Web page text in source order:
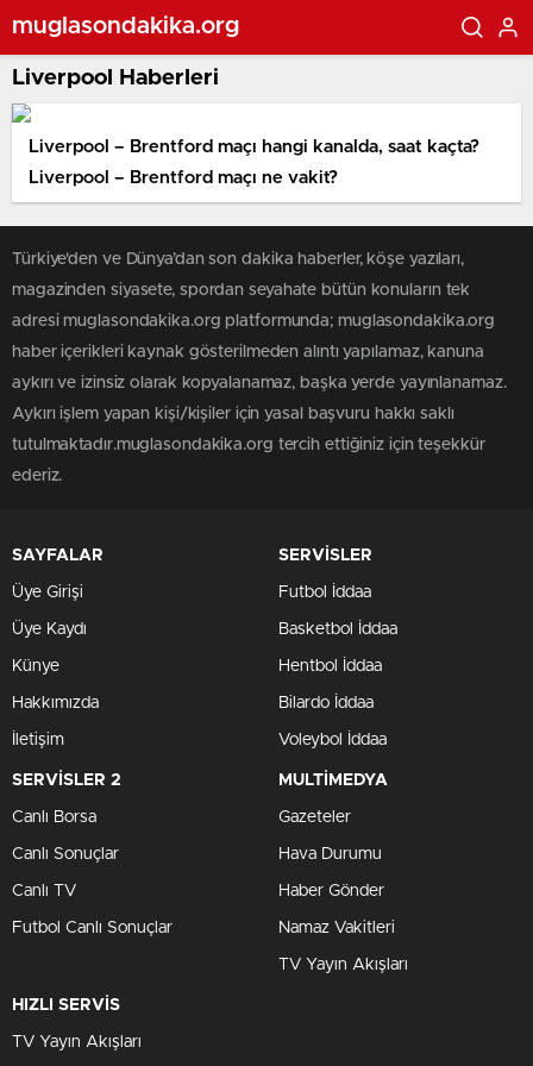
muglasondakika.org
Liverpool Haberleri
Liverpool – Brentford maçı hangi kanalda, saat kaçta?
Liverpool – Brentford maçı ne vakit?
Türkiye'den ve Dünya’dan son dakika haberler, köşe yazıları,
magazinden siyasete, spordan seyahate bütün konuların tek
adresi muglasondakika.org platformunda; muglasondakika.org
haber içerikleri kaynak gösterilmeden alıntı yapılamaz, kanuna
aykırı ve izinsiz olarak kopyalanamaz, başka yerde yayınlanamaz.
Aykırı işlem yapan kişi/kişiler için yasal başvuru hakkı saklı
tutulmaktadır.muglasondakika.org tercih ettiğiniz için teşekkür
ederiz.
SAYFALAR
Üye Girişi
Üye Kaydı
Künye
Hakkımızda
İletişim
SERVİSLER
Futbol İddaa
Basketbol İddaa
Hentbol İddaa
Bilardo İddaa
Voleybol İddaa
SERVİSLER 2
Canlı Borsa
Canlı Sonuçlar
Canlı TV
Futbol Canlı Sonuçlar
MULTİMEDYA
Gazeteler
Hava Durumu
Haber Gönder
Namaz Vakitleri
TV Yayın Akışları
HIZLI SERVİS
TV Yayın Akışları